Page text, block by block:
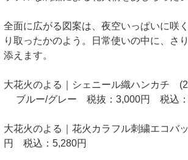
全面に広がる図案は、夜空いっぱいに咲
り取ったかのよう。日常使いの中に、さ
添えます。
大花火のよる｜シェニール織ハンカチ
ブルー/グレー 税抜：3,000円 税込：
大花火のよる｜花火カラフル刺繍エコバ
円 税込：5,280円